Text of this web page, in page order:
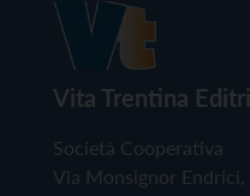
Vita Trentina
Società Cooperativa
Via Monsignor